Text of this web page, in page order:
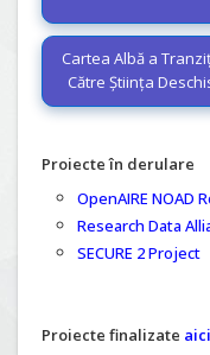
Cartea Albă a
Către Știința
Proiecte în derulare
OpenAIRE NOAD
Research Data
SECURE 2 Project
Proiecte finalizate aici